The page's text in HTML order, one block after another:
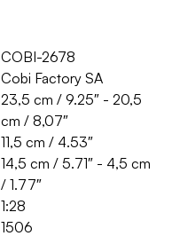
COBI-2678
Cobi Factory SA
23,5 cm / 9.25″ - 20,5
cm / 8,07″
11,5 cm / 4.53″
14,5 cm / 5.71″ - 4,5 cm
/ 1.77″
1:28
1506